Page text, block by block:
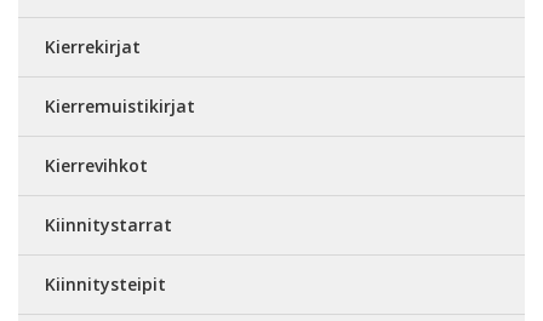
Kierrekirjat
Kierremuistikirjat
Kierrevihkot
Kiinnitystarrat
Kiinnitysteipit